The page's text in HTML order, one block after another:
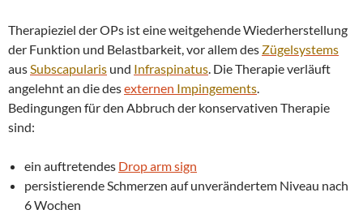
Therapieziel der OPs ist eine weitgehende Wiederherstellung
der Funktion und Belastbarkeit, vor allem des Zügelsystems
ausSubscapularis und Infraspinatus. Die Therapie verläuft
angelehnt an die desexternen Impingements.
Bedingungen für den Abbruch der konservativen Therapie
sind:
ein auftretendes Drop arm sign
persistierende Schmerzen auf unverändertem Niveau nach
6 Wochen